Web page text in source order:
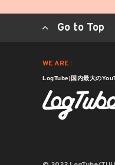
Go to Top
WE ARE :
LogTube|国内最大の